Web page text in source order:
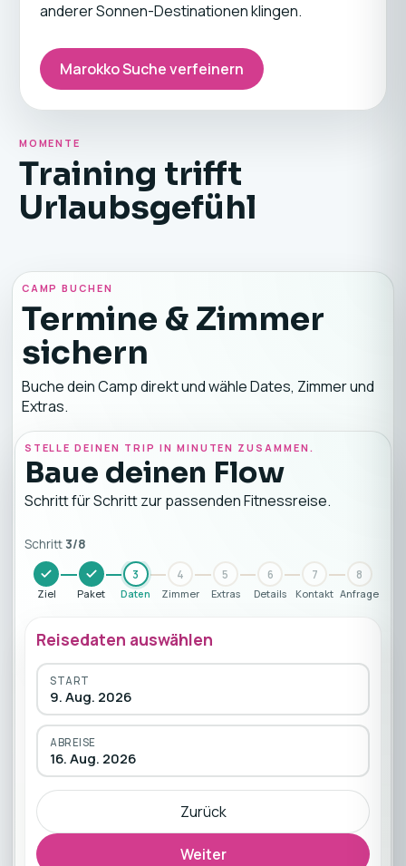
anderer Sonnen-Destinationen klingen.
Marokko Suche verfeinern
MOMENTE
Training trifft
Urlaubsgefühl
CAMP BUCHEN
Termine & Zimmer
sichern
Buche dein Camp direkt und wähle Dates, Zimmer und
Extras.
STELLE DEINEN TRIP IN MINUTEN ZUSAMMEN.
Baue deinen Flow
Schritt für Schritt zur passenden Fitnessreise.
Schritt3/8
Ziel Paket
3
Daten
4
Zimmer
5
Extras
6
Details
7
Kontakt
8
Anfrage
Reisedaten auswählen
START
9. Aug. 2026
ABREISE
16. Aug. 2026
Zurück
Weiter